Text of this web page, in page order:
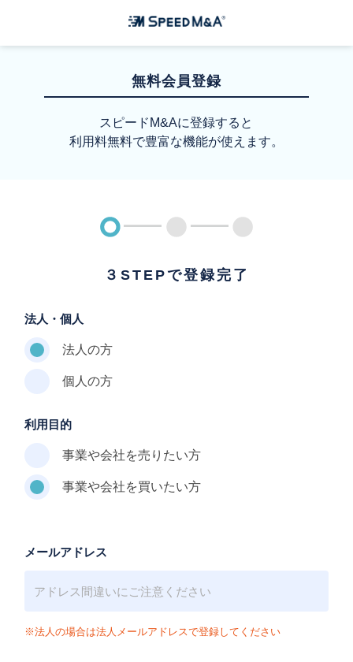
無料会員登録
スピードM&Aに登録すると
利用料無料で豊富な機能が使えます。
３STEPで登録完了
法人・個人
法人の方
個人の方
利用目的
事業や会社を売りたい方
事業や会社を買いたい方
メールアドレス
※法人の場合は法人メールアドレスで登録してください